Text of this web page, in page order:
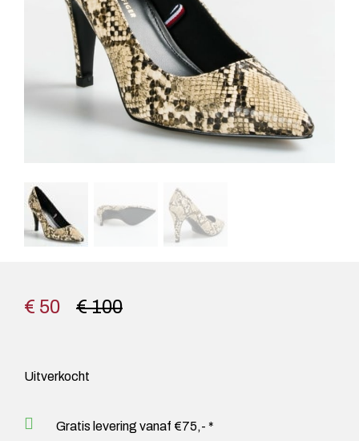
€ 100
€ 50
Uitverkocht
Gratis levering vanaf €75,- *